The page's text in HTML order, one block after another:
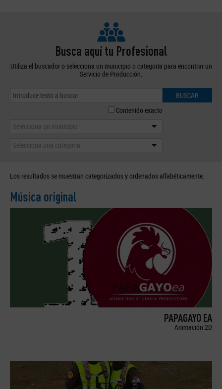
Busca aquí tu Profesional
Utiliza el buscador o selecciona un municipio o categoría para encontrar un
Servicio de Producción.
BUSCAR
Contenido exacto
Selecciona un municipio
Selecciona una categoría
Los resultados se muestran categorizados y ordenados alfabéticamente.
Música original
PAPAGAYO EA
Animación 2D